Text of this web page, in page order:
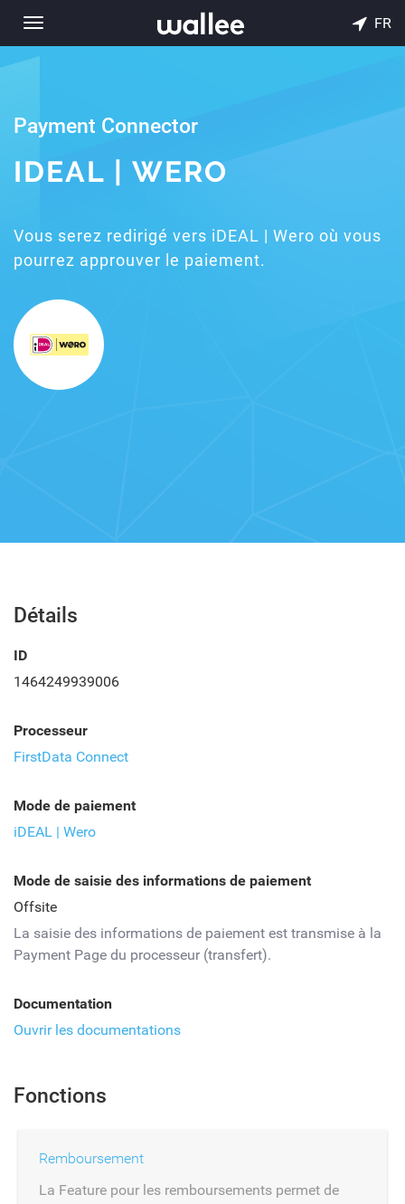
Toggle
navigation
FR
Payment Connector
IDEAL | WERO
Vous serez redirigé vers iDEAL | Wero où vous
pourrez approuver le paiement.
Détails
ID
1464249939006
Processeur
FirstData Connect
Mode de paiement
iDEAL | Wero
Mode de saisie des informations de paiement
Offsite
La saisie des informations de paiement est transmise à la
Payment Page du processeur (transfert).
Documentation
Ouvrir les documentations
Fonctions
Remboursement
La Feature pour les remboursements permet de